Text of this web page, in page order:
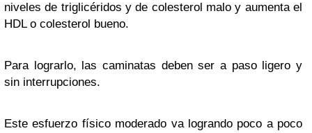
niveles de triglicéridos y de colesterol malo y aumenta el
HDL o colesterol bueno.
Para lograrlo, las caminatas deben ser a paso ligero y
sin interrupciones.
Este esfuerzo físico moderado va logrando poco a poco